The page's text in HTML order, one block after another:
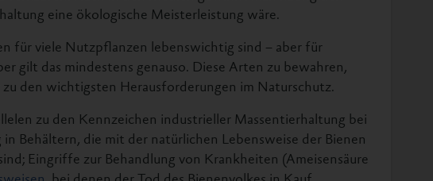
eine ökologische Meisterleistung wäre.
für viele Nutzpflanzen lebenswichtig sind – aber für
gilt das mindestens genauso. Diese Arten zu bewahren,
den wichtigsten Herausforderungen im Naturschutz.
zu den Kennzeichen industrieller Massentierhaltung bei
Behältern, die mit der natürlichen Lebensweise der Bienen
Eingriffe zur Behandlung von Krankheiten (Ameisensäure
, bei denen der Tod des Bienenvolkes in Kauf